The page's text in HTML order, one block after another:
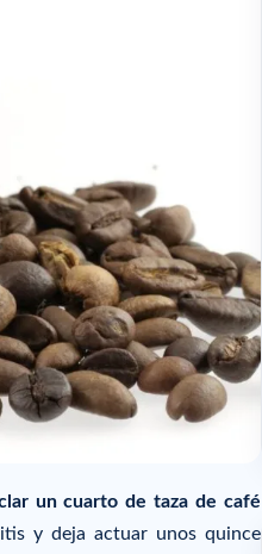
un cuarto de taza de café
y deja actuar unos quince